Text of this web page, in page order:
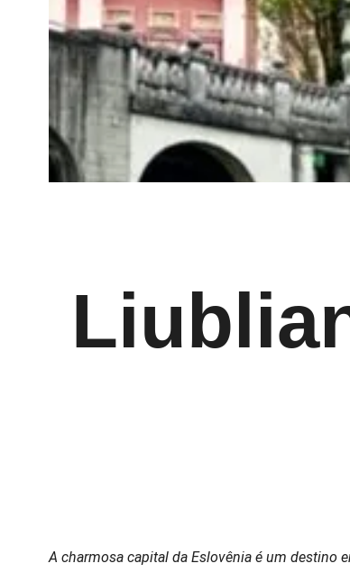
A charmosa capital da Eslovênia é um destino